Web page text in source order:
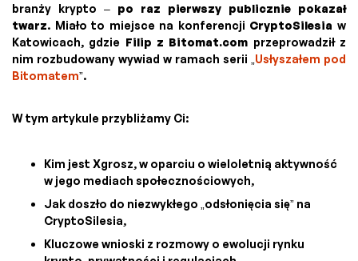
branży krypto – po raz pierwszy publicznie pokazał
twarz. Miało to miejsce na konferencji CryptoSilesia w
Katowicach, gdzie Filip z Bitomat.com przeprowadził z
nim rozbudowany wywiad w ramach serii „ Usłyszałem pod
Bitomatem”.
W tym artykule przybliżamy Ci:
Kim jest Xgrosz, w oparciu o wieloletnią aktywność
w jego mediach społecznościowych,
Jak doszło do niezwykłego „odsłonięcia się” na
CryptoSilesia,
Kluczowe wnioski z rozmowy o ewolucji rynku